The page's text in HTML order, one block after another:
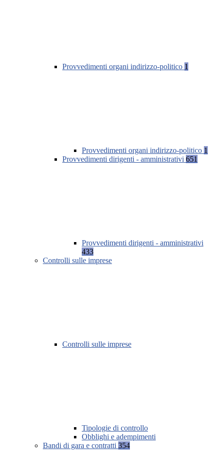
Provvedimenti organi indirizzo-politico 1
Provvedimenti organi indirizzo-politico 1
Provvedimenti dirigenti - amministrativi 651
Provvedimenti dirigenti - amministrativi
433
Controlli sulle imprese
Controlli sulle imprese
Tipologie di controllo
Obblighi e adempimenti
Bandi di gara e contratti 354